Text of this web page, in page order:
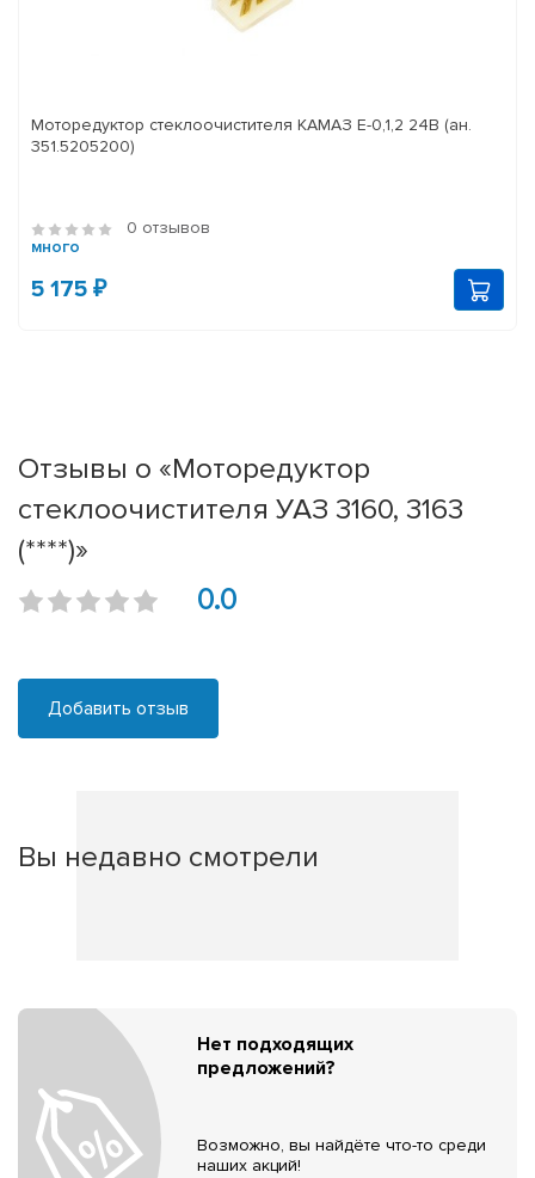
Моторедуктор стеклоочистителя КАМАЗ Е-0,1,2 24В (ан.
351.5205200)
0 отзывов
много
5 175 ₽
Отзывы о «Моторедуктор
стеклоочистителя УАЗ 3160, 3163
(****)»
0.0
Добавить отзыв
Вы недавно смотрели
Нет подходящих
предложений?
Возможно, вы найдёте что-то среди
наших акций!